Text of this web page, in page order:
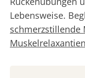
Lebensweise.
schmerzstillende
Muskelrelaxantien